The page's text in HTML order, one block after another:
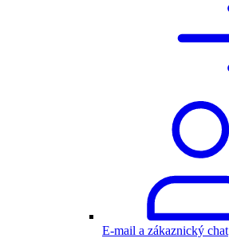
E-mail a zákaznický chat